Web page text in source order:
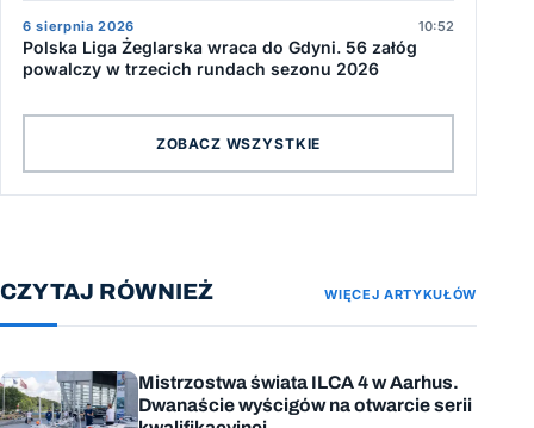
6 sierpnia 2026 10:52
Polska Liga Żeglarska wraca do Gdyni. 56 załóg
powalczy w trzecich rundach sezonu 2026
ZOBACZ WSZYSTKIE
CZYTAJ RÓWNIEŻ WIĘCEJ ARTYKUŁÓW
Mistrzostwa świata ILCA 4 w Aarhus.
Dwanaście wyścigów na otwarcie serii